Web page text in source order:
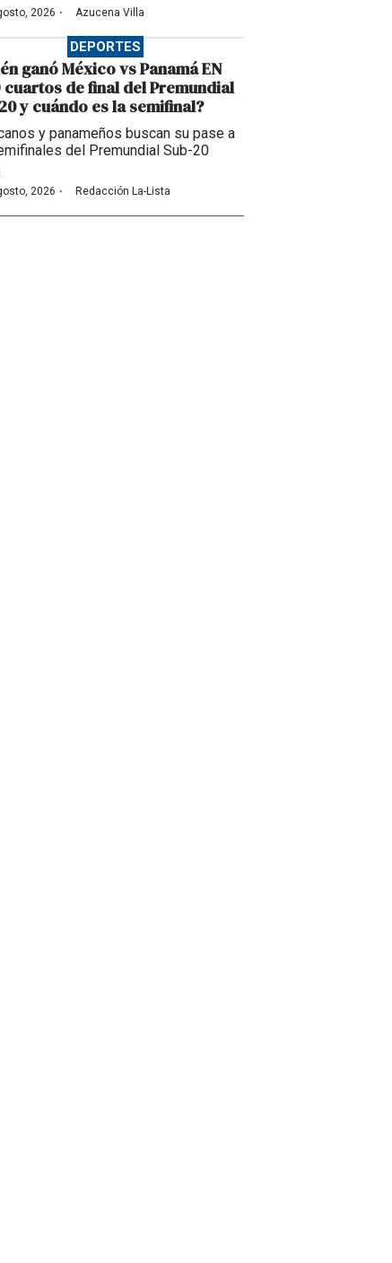
2026 · Azucena Villa
DEPORTES
ganó México vs Panamá EN
cuartos de final del Premundial
y cuándo es la semifinal?
y panameños buscan su pase a
del Premundial Sub-20
2026 · Redacción La-Lista